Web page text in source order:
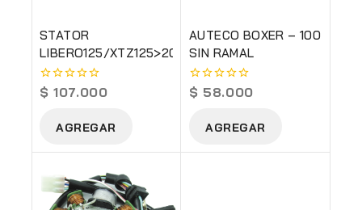
STATOR
LIBERO125/XTZ125>2013
0
out
$ 107.000
AGREGAR
AUTECO BOXER – 100
SIN RAMAL
0
out
$ 58.000
AGREGAR